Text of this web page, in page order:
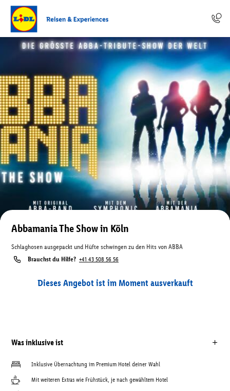
Abbamania The Show in Köln
Schlaghosen ausgepackt und Hüfte schwingen zu den Hits von ABBA
Brauchst du Hilfe? +41 43 508 56 56
Dieses Angebot ist im Moment ausverkauft
Was inklusive ist
Inklusive Übernachtung im Premium Hotel deiner Wahl
Mit weiteren Extras wie Frühstück, je nach gewähltem Hotel